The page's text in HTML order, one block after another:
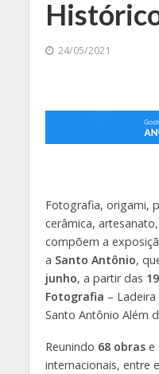
24/05/2021
Fotografia, origami,
cerâmica,
compõem a
a Santo Antônio,
junho, a partir das
Fotografia –
Santo Antônio Além
Reunindo 68 obrase
internacionais, entre